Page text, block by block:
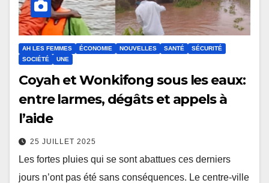
AH LES FEMMES ÉCONOMIE NOUVELLES SANTÉ
SÉCURITÉ
SOCIÉTÉ
UNE
Coyah et Wonkifong sous les eaux:
entre larmes, dégâts et appels à
l’aide
25 JUILLET 2025
Les fortes pluies qui se sont abattues ces derniers
jours n’ont pas été sans conséquences. Le centre-ville